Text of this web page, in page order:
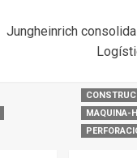
Jungheinrich
MAQUINA-